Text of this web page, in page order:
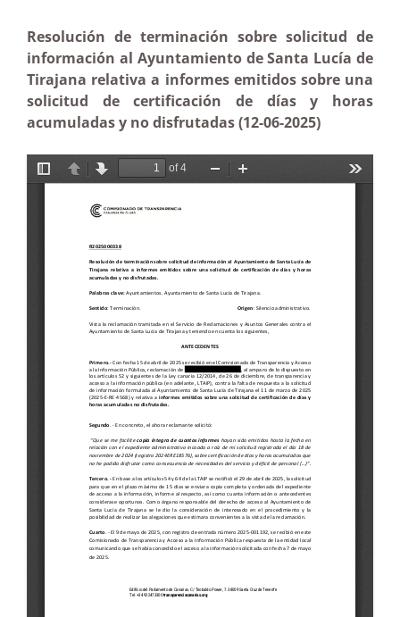
Resolución de terminación sobre solicitud de
información al Ayuntamiento de Santa Lucía de
Tirajana relativa a informes emitidos sobre una
solicitud de certificación de días y horas
acumuladas y no disfrutadas (12-06-2025)